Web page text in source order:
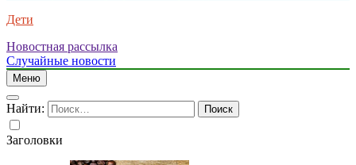
Дети
Новостная рассылка
Случайные новости
Меню
Найти:
Заголовки